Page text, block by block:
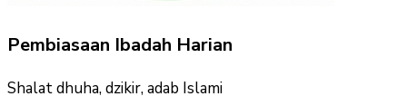
Pembiasaan Ibadah Harian
Shalat dhuha, dzikir, adab Islami